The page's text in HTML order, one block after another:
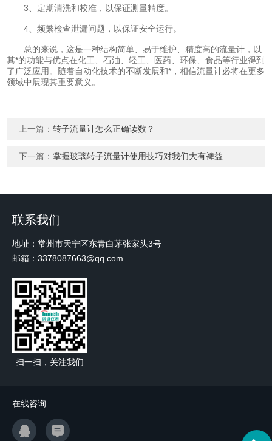
3、定期清洗和校准，以保证测量精度。
4、频繁检查泄漏问题，以保证安全运行。
总的来说，这是一种结构简单、易于维护、精度高的流量计，以
其*的功能与优点在化工、石油、轻工、医药、环保、食品等行业得到
了广泛应用。随着自动化技术的不断发展和*，相信流量计必将在更多
领域中展现其重要意义。
上一篇：转子流量计怎么正确读数？
下一篇：掌握玻璃转子流量计使用技巧对我们大有裨益
联系我们
地址：常州市天宁区东青白茅张家头3号
邮箱：3378087663@qq.com
扫一扫，关注我们
在线咨询